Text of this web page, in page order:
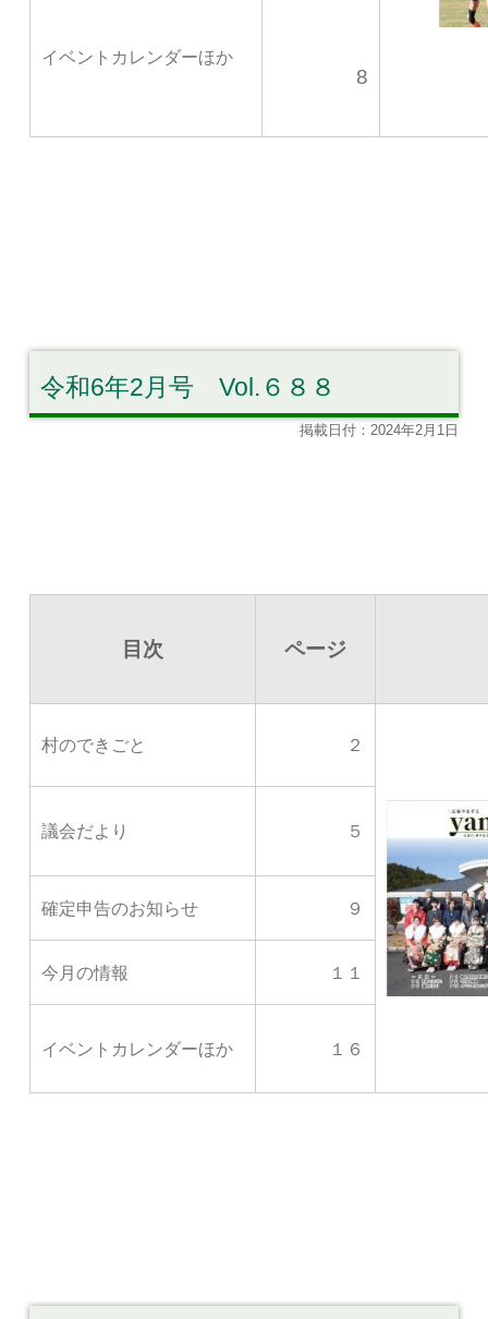
イベントカレンダーほか
8
令和6年2月号 Vol.６８８
掲載日付：2024年2月1日
目次 ページ
村のできごと ２
議会だより ５
確定申告のお知らせ ９
今月の情報 １１
イベントカレンダーほか １６